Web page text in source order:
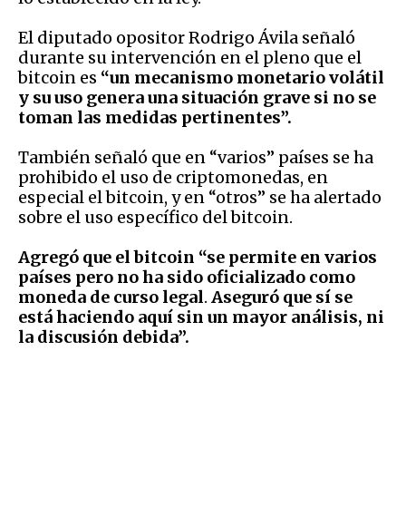
El diputado opositor Rodrigo Ávila señaló
durante su intervención en el pleno que el
bitcoin es “un mecanismo monetario volátil
y su uso genera una situación grave si no se
toman las medidas pertinentes”.
También señaló que en “varios” países se ha
prohibido el uso de criptomonedas, en
especial el bitcoin, y en “otros” se ha alertado
sobre el uso específico del bitcoin.
Agregó que el bitcoin “se permite en varios
países pero no ha sido oficializado como
moneda de curso legal. Aseguró que sí se
está haciendo aquí sin un mayor análisis, ni
la discusión debida”.